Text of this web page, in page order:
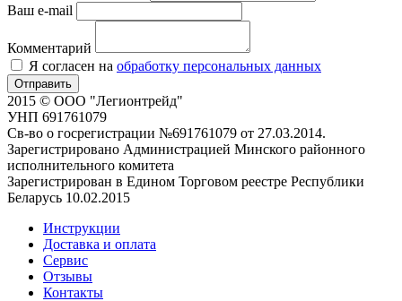
Ваш e-mail
Комментарий
Я согласен на обработку персональных данных
Отправить
2015 © ООО "Легионтрейд"
УНП 691761079
Св-во о госрегистрации №691761079 от 27.03.2014.
Зарегистрировано Администрацией Минского районного
исполнительного комитета
Зарегистрирован в Едином Торговом реестре Республики
Беларусь 10.02.2015
Инструкции
Доставка и оплата
Сервис
Отзывы
Контакты